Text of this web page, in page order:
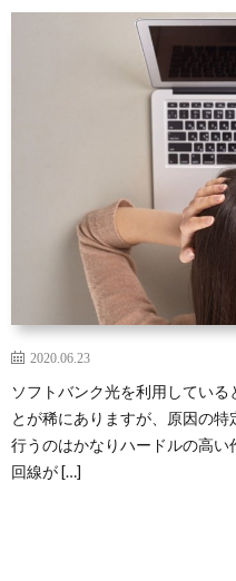
2020.06.23
ソフトバンク光を利用している
とが稀にありますが、原因の
行うのはかなりハードルの高い
回線が […]